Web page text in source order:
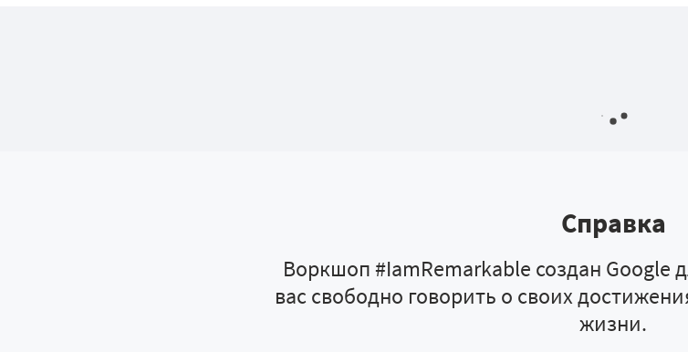
Справка
Воркшоп #IamRemarkable создан Google
вас свободно говорить о своих
жизни.